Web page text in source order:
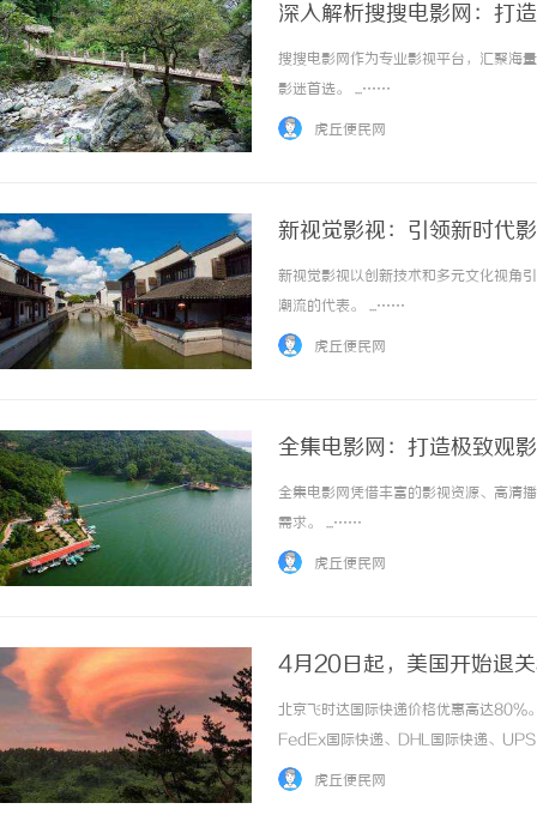
深入解析搜搜电影网：打
搜搜电影网作为专业影视平台，汇聚海
影迷首选。 ...……
虎丘便民网
新视觉影视：引领新时代
新视觉影视以创新技术和多元文化视角
潮流的代表。 ...……
虎丘便民网
全集电影网：打造极致观
全集电影网凭借丰富的影视资源、高清
需求。 ...……
虎丘便民网
4月20日起，美国开始退
格，上飞时达快递官网
北京飞时达国际快递价格优惠高达80%
FedEx国际快递、DHL国际快递、
务。2026年4月10日，美国海关与边
虎丘便民网